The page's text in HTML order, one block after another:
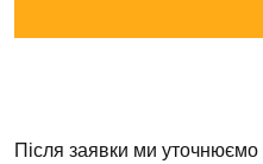
Після заявки ми